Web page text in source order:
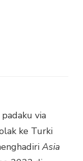
via
ke Turki
Asia